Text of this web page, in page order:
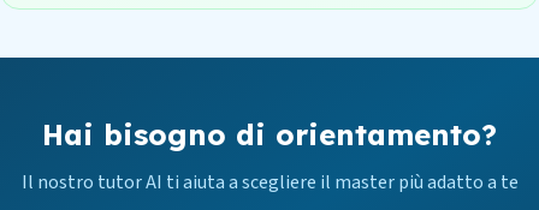
Hai bisogno di orientamento?
Il nostro tutor AI ti aiuta a scegliere il master più adatto a te